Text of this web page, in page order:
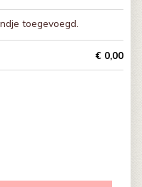
toegevoegd.
€ 0,00